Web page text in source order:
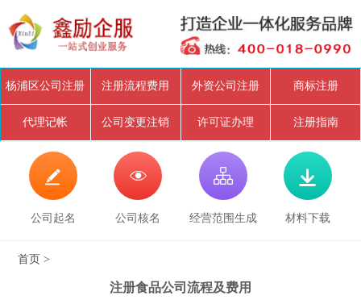
杨浦区公司注册 注册流程费用 外资公司注册 商标注册
代理记帐 公司变更注销 许可证办理 注册指南

公司起名

公司核名

经营范围生成

材料下载
首页 >
注册食品公司流程及费用